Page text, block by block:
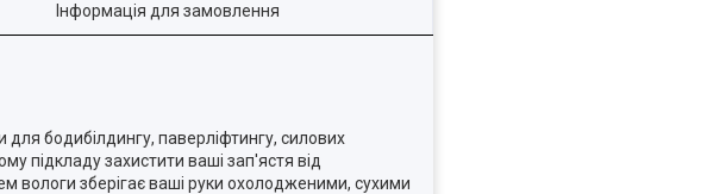
Інформація для замовлення
бодибілдингу, паверліфтингу, силових
підкладу захистити ваші зап'ястя від
вологи зберігає ваші руки охолодженими, сухими